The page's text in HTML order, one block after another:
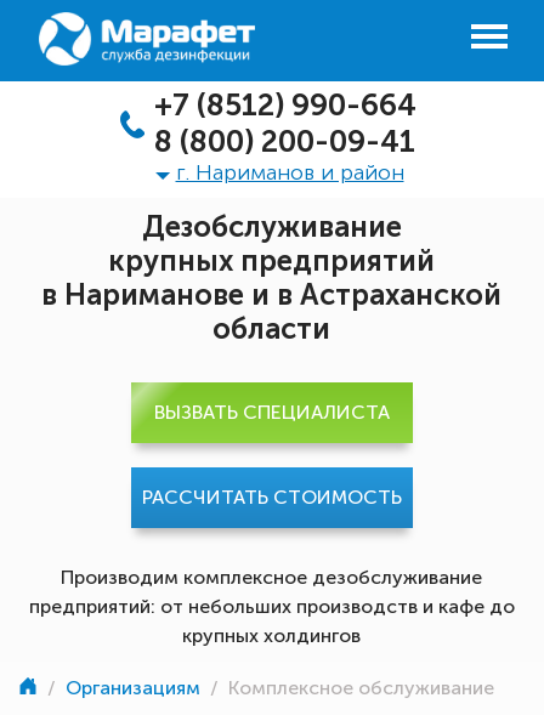
+7 (8512) 990-664
8 (800) 200-09-41
г. Нариманов и район
Дезобслуживание
крупных предприятий
в Нариманове и в Астраханской
области
Производим комплексное дезобслуживание
предприятий: от небольших производств и кафе до
крупных холдингов
ВЫЗВАТЬ СПЕЦИАЛИСТА
РАССЧИТАТЬ СТОИМОСТЬ
/ Организациям / Комплексное обслуживание